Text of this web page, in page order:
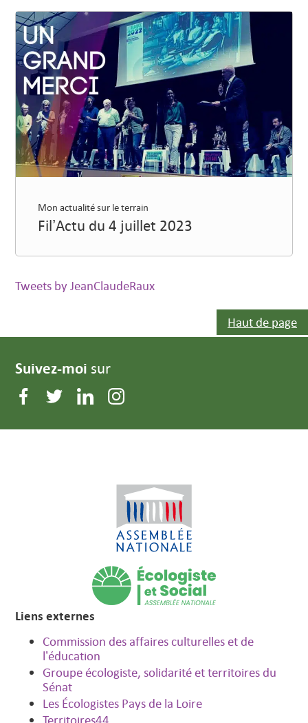
Mon actualité sur le terrain
Fil’Actu du 4 juillet 2023
Tweets by JeanClaudeRaux
Haut de page
Suivez-moi sur
Liens externes
Commission des affaires culturelles et de
l’éducation
Groupe écologiste, solidarité et territoires du
Sénat
Les Écologistes Pays de la Loire
Territoires44